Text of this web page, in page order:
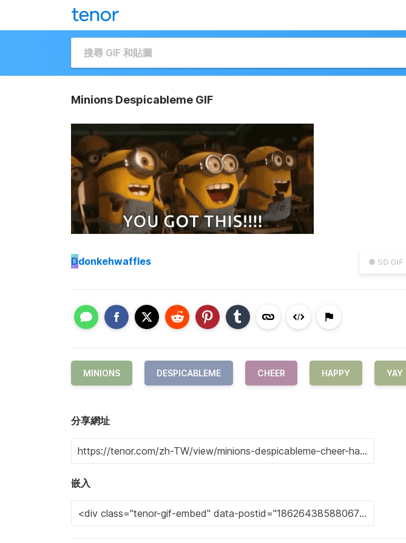
Minions Despicableme GIF
● SD GIF
Ddonkehwaffles
MINIONS DESPICABLEME CHEER HAPPY YAY
分享網址
嵌入